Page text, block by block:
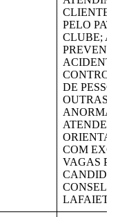
CLIENTE;
PELO
CLUBE;
PREVENÇÃO
ACIDENTES;
CONTROLAR
DE PESSOAS E
OUTRAS
ATENDER E
ORIENTAR OS
COM
VAGAS PARA
CANDIDATOS
LAFAIETE.